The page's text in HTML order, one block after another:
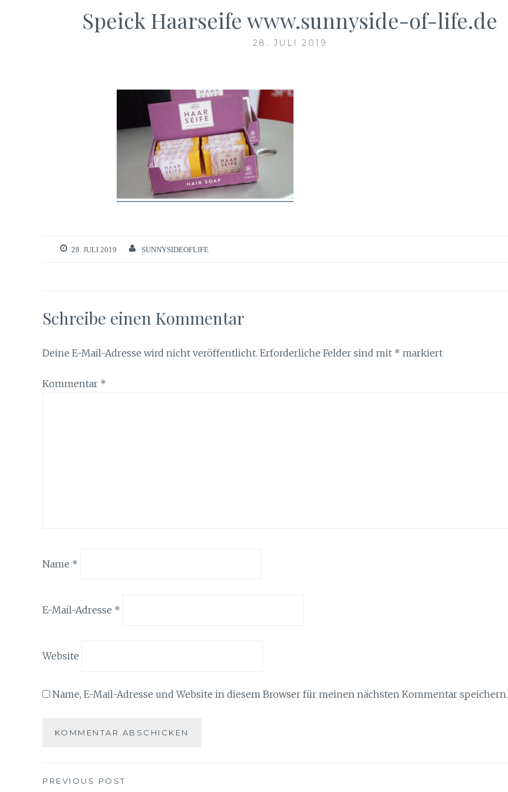
Speick Haarseife www.sunnyside-of-life.de
28. JULI 2019
28. JULI 2019 SUNNYSIDEOFLIFE
Schreibe einen Kommentar
Deine E-Mail-Adresse wird nicht veröffentlicht. Erforderliche Felder sind mit * markiert
Kommentar *
Name *
E-Mail-Adresse *
Website
Name, E-Mail-Adresse und Website in diesem Browser für meinen nächsten Kommentar speichern.
PREVIOUS POST